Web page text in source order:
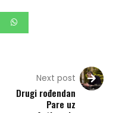
Next post
Drugi rođendan
Pare uz